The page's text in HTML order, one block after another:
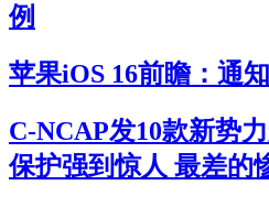
例
苹果iOS 16前瞻：通
C-NCAP发10款新势
保护强到惊人 最差的